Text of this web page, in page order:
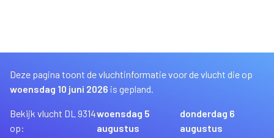
Deze pagina toont de vluchtinformatie voor de vlucht die op
woensdag 10 juni 2026 is gepland.
Bekijk vlucht DL 9314
op:
woensdag 5
augustus
donderdag 6
augustus